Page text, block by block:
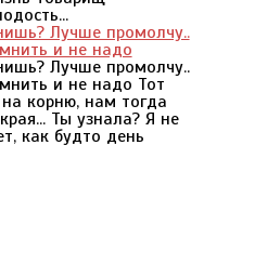
Лучше промолчу..
и не надо
Лучше промолчу..
и не надо Тот
на корню, нам тогда
Ты узнала? Я не
как будто день